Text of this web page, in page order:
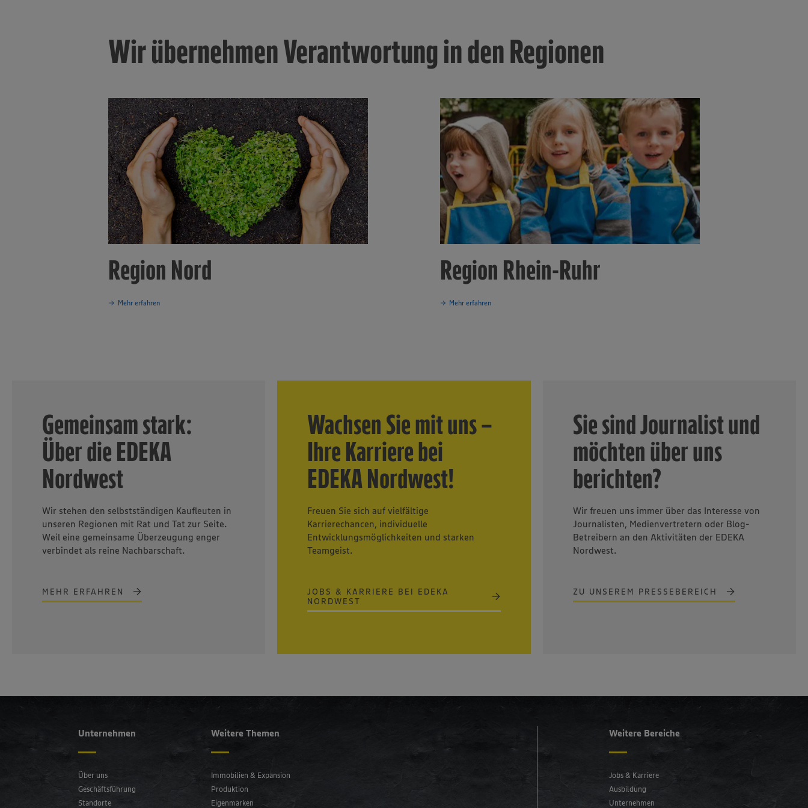
Wir übernehmen Verantwortung in den Regionen
Region Nord
Mehr erfahren
Region Rhein-Ruhr
Mehr erfahren
Gemeinsam stark:
Über die EDEKA
Nordwest
Wir stehen den selbstständigen Kaufleuten in
unseren Regionen mit Rat und Tat zur Seite.
Weil eine gemeinsame Überzeugung enger
verbindet als reine Nachbarschaft.
MEHR ERFAHREN
Wachsen Sie mit uns –
Ihre Karriere bei
EDEKA Nordwest!
Freuen Sie sich auf vielfältige
Karrierechancen, individuelle
Entwicklungsmöglichkeiten und starken
Teamgeist.
JOBS & KARRIERE BEI EDEKA
NORDWEST
Sie sind Journalist und
möchten über uns
berichten?
Wir freuen uns immer über das Interesse von
Journalisten, Medienvertretern oder Blog-
Betreibern an den Aktivitäten der EDEKA
Nordwest.
ZU UNSEREM PRESSEBEREICH
Unternehmen
Über uns
Geschäftsführung
Standorte
Weitere Themen
Immobilien & Expansion
Produktion
Eigenmarken
Weitere Bereiche
Jobs & Karriere
Ausbildung
Unternehmen